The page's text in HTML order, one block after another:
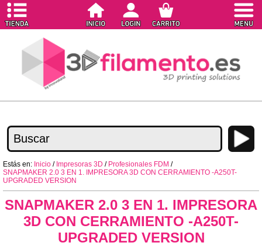
Estás en: Inicio / Impresoras 3D / Profesionales FDM /
SNAPMAKER 2.0 3 EN 1. IMPRESORA 3D CON CERRAMIENTO -A250T-
UPGRADED VERSION
SNAPMAKER 2.0 3 EN 1. IMPRESORA
3D CON CERRAMIENTO -A250T-
UPGRADED VERSION